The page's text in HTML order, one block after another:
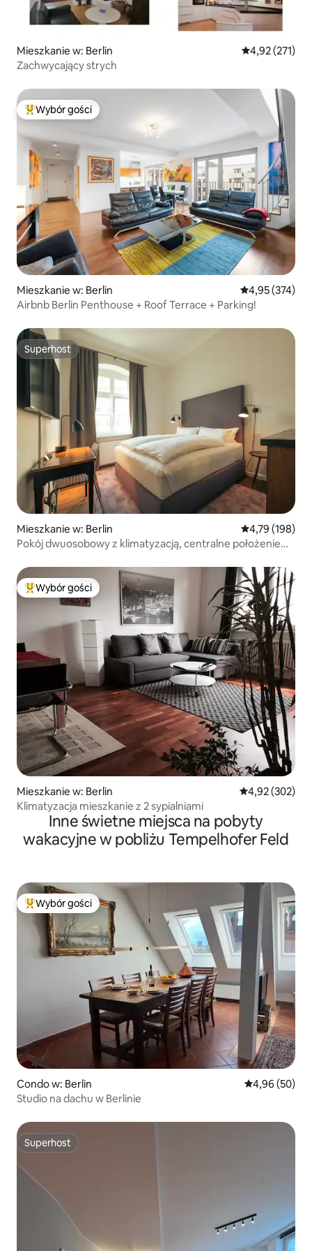
Mieszkanie w: Berlin Średnia
4,92 (271)
Zachwycający strych
Najpopularniejsze z kategorii Wybór gości
Wybór gości
Mieszkanie w: Berlin Średnia
4,95 (374)
Airbnb Berlin Penthouse + Roof Terrace + Parking!
Superhost
Superhost
Mieszkanie w: Berlin Średnia
4,79 (198)
Pokój dwuosobowy z klimatyzacją, centralne położenie
Najpopularniejsze z kategorii Wybór gości
Wybór gości
Mieszkanie w: Berlin Średnia
4,92 (302)
Klimatyzacja mieszkanie z 2 sypialniami
Inne świetne miejsca na pobyty
wakacyjne w pobliżu Tempelhofer Feld
Najpopularniejsze z kategorii Wybór gości
Wybór gości
Condo w: Berlin Średnia
4,96 (50)
Studio na dachu w Berlinie
Superhost
Superhost